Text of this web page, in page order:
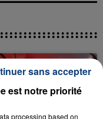
est notre priorité
processing based on
sans accepter